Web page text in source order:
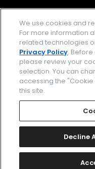
企業
プライバシー
Amazon Payは
2026
We use cookies and
For more information
related technologies
Privacy Policy.
please review your
selection. You can
accessing the
this site.
Decline